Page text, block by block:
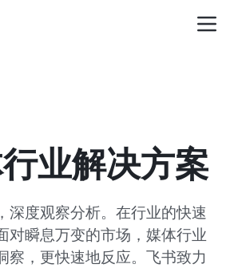
业解决方案
深度观察分析。在行业的快速
对瞬息万变的市场，媒体行业
察，更快速地反应。飞书致力